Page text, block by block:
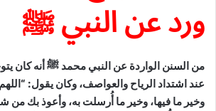
ورد عن النبي ﷺ
من السنن الواردة عن النبي محمد ﷺ أنه كان
عند اشتداد الرياح والعواصف، وكان يقول:
وخير ما فيها، وخير ما أُرسلت به، وأعوذ بك من